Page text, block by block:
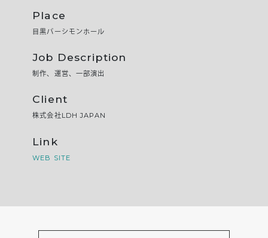
Place
目黒パーシモンホール
Job Description
制作、運営、一部演出
Client
株式会社LDH JAPAN
Link
WEB SITE